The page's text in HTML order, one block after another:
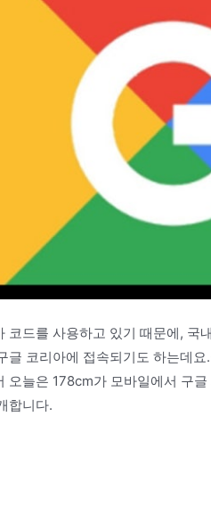
코드를 사용하고 있기 때문에, 국
글 코리아에 접속되기도 하는데
오늘은 178cm가 모바일에서 구
합니다.